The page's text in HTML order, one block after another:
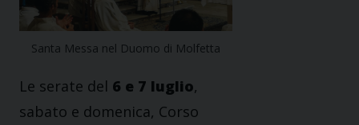
Santa Messa nel Duomo di Molfetta
Le serate del 6 e 7 luglio,
sabato e domenica, Corso